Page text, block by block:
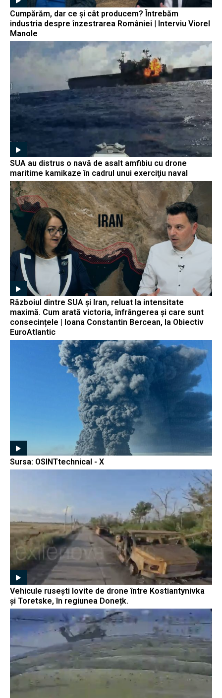
Cumpărăm, dar ce și cât producem? Întrebăm
industria despre înzestrarea României | Interviu Viorel
Manole
SUA au distrus o navă de asalt amfibiu cu drone
maritime kamikaze în cadrul unui exerciţiu naval
Războiul dintre SUA și Iran, reluat la intensitate
maximă. Cum arată victoria, înfrângerea și care sunt
consecințele | Ioana Constantin Bercean, la Obiectiv
EuroAtlantic
Sursa: OSINTtechnical - X
Vehicule rusești lovite de drone între Kostiantynivka
și Toretske, în regiunea Donețk.